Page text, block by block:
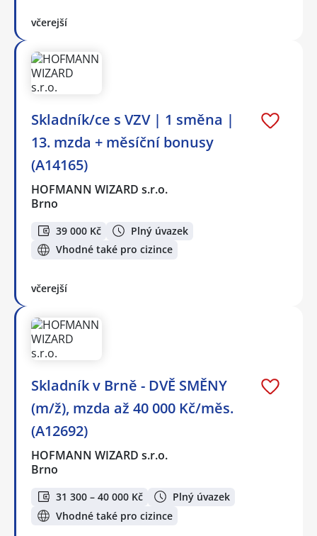
včerejší
Skladník/ce s VZV | 1 směna |
13. mzda + měsíční bonusy
(A14165)
HOFMANN WIZARD s.r.o.
Brno
39 000 Kč
Plný úvazek
Vhodné také pro cizince
včerejší
Skladník v Brně - DVĚ SMĚNY
(m/ž), mzda až 40 000 Kč/měs.
(A12692)
HOFMANN WIZARD s.r.o.
Brno
31 300 – 40 000 Kč
Plný úvazek
Vhodné také pro cizince